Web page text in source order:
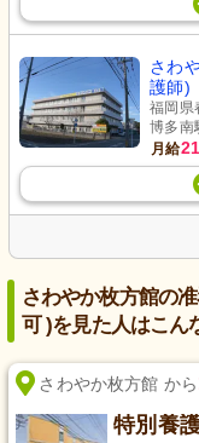
さわ
護師)
福岡県
博多南
月給
さわやか枚方館の
可 )を見た人はこん
さわやか枚方館 から
特別養